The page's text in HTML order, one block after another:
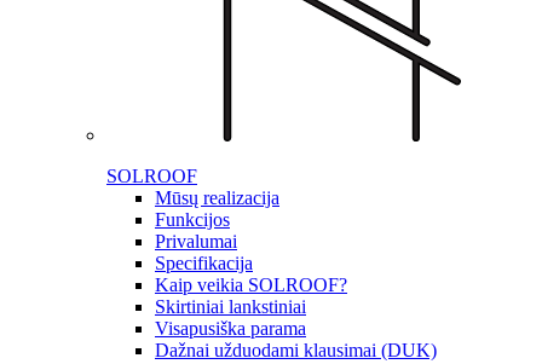
SOLROOF
Mūsų realizacija
Funkcijos
Privalumai
Specifikacija
Kaip veikia SOLROOF?
Skirtiniai lankstiniai
Visapusiška parama
Dažnai užduodami klausimai (DUK)